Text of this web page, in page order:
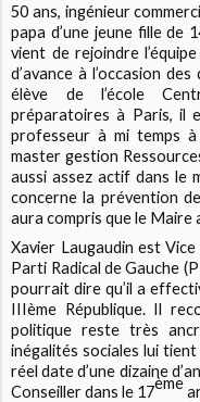
50 ans, ingénieur
papa d’une jeune fille de
vient de rejoindre
d’avance à l’occasion
élève de l’école
préparatoires à Paris, il
professeur à mi temps
master gestion
aussi assez actif dans le
concerne la prévention
aura compris que le Maire
Xavier Laugaudin est
Parti Radical de Gauche
pourrait dire qu’il a
IIIème République. Il
politique reste très
inégalités sociales lui
réel date d’une dizaine
Conseiller dans le 17ème